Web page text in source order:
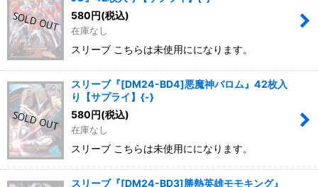
580円(税込)
在庫なし
スリーブ こちらは未使用にになります。
スリーブ『[DM24-BD4]悪魔神バロム』42枚入
り【サプライ】{-}
580円(税込)
在庫なし
スリーブ こちらは未使用にになります。
スリーブ『[DM24-BD3]勝熱英雄モモキング』